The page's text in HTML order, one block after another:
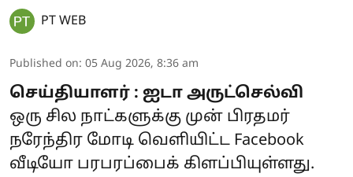
PT WEB
Published on: 05 Aug 2026, 8:36 am
செய்தியாளர் : ஐடா அருட்செல்வி
ஒரு சில நாட்களுக்கு முன் பிரதமர்
நரேந்திர மோடி வெளியிட்ட Facebook
வீடியோ பரபரப்பைக் கிளப்பியுள்ளது.